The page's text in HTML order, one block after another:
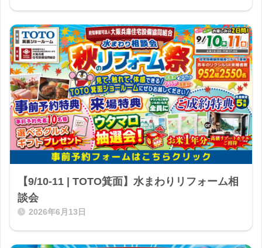
【9/10-11 | TOTO箕面】水まわりリフォーム相
談会
2026年6月13日